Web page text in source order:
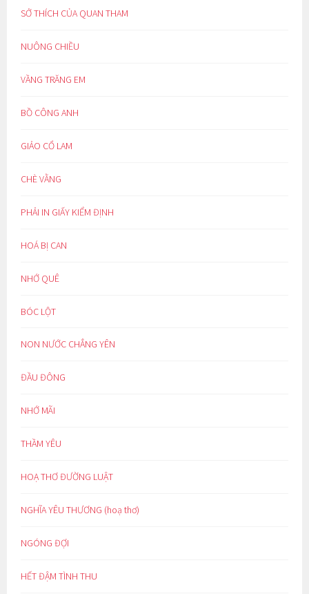
SỞ THÍCH CỦA QUAN THAM
NUÔNG CHIỀU
VẦNG TRĂNG EM
BỒ CÔNG ANH
GIẢO CỔ LAM
CHÈ VẰNG
PHẢI IN GIẤY KIỂM ĐỊNH
HOÁ BỊ CAN
NHỚ QUÊ
BÓC LỘT
NON NƯỚC CHẲNG YÊN
ĐẦU ĐÔNG
NHỚ MÃI
THẦM YÊU
HOẠ THƠ ĐƯỜNG LUẬT
NGHĨA YÊU THƯƠNG (hoạ thơ)
NGÓNG ĐỢI
HẾT ĐẬM TÌNH THU